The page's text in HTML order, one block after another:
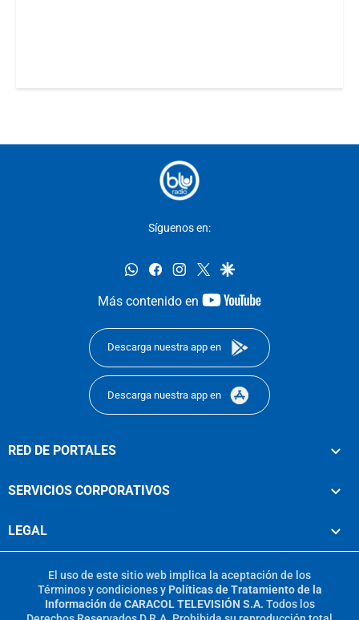
Síguenos en:
whatsappfacebookinstagram
twittergoogle
Más contenido en
youtube-
Descarga nuestra app en
Descarga nuestra app en
RED DE PORTALES
SERVICIOS CORPORATIVOS
LEGAL
El uso de este sitio web implica la aceptación de los
Términos y condicionesy Políticas de Tratamiento de la
Información de CARACOL TELEVISIÓN S.A. Todos los